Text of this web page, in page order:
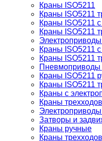
Краны ISO5211
Краны ISO5211
Краны ISO5211
Краны ISO5211
Краны ISO5211
Краны ISO5211
Пневмоприводы
Краны ISO5211
Краны ISO5211
Краны с
Краны
Затворы и
Краны ручные
Краны